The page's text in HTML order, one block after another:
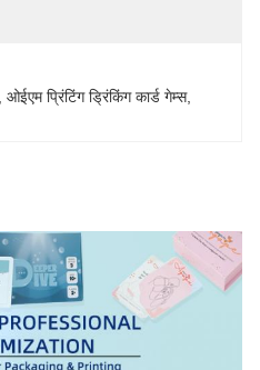
ओईएम प्रिंटिंग ड्रिंकिंग कार्ड गेम्स,